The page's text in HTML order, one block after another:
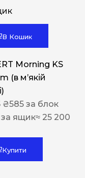
В Кошик
Morning KS
(в мʼякій
₴585 за блок
за ящик≈ 25 200
Купити